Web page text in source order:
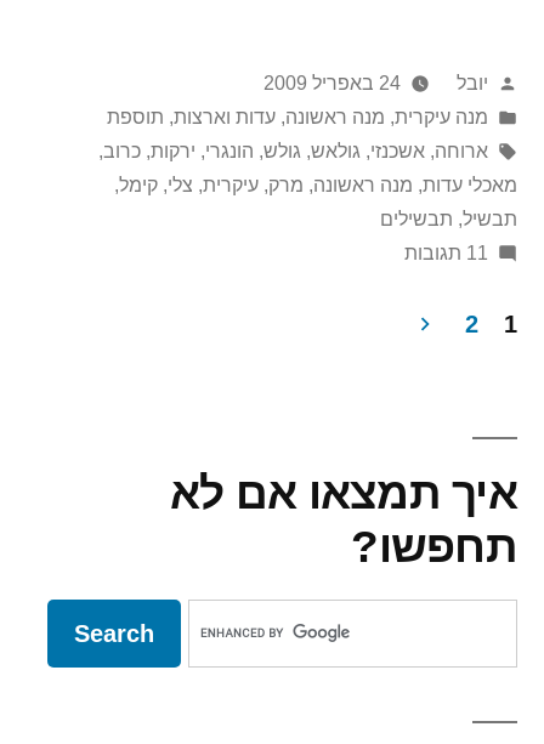
ותסעדו"
בהונגרית?
פורסם
על
ידי
יובל
24 באפריל 2009
Posted
in
מנה עיקרית, מנה ראשונה, עדות וארצות, תוספת
תגיות:
ארוחה, אשכנזי, גולאש, גולש, הונגרי, ירקות, כרוב,
מאכלי עדות, מנה ראשונה, מרק, עיקרית, צלי, קימל,
תבשיל, תבשילים
11 תגובות
על
pagination
1
2
איך תמצאו אם לא
תחפשו?